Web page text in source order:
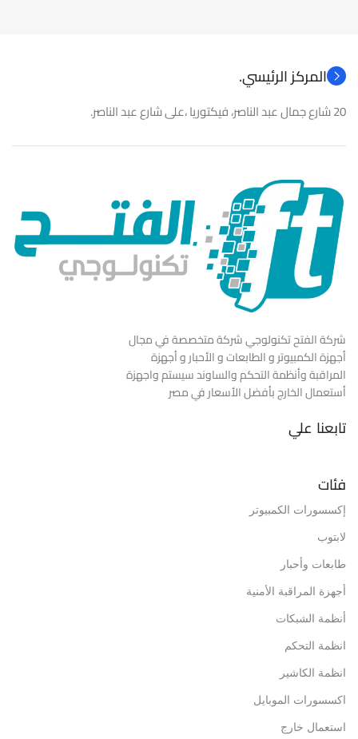
المركز الرئيسي.
20 شارع جمال عبد الناصر، فيكتوريا ،على شارع عبد الناصر.
شركة الفتح تكنولوجي شركة متخصصة في مجال
أجهزة الكمبيوتر و الطابعات و الأحبار و أجهزة
المراقبة وأنظمة التحكم والساوند سيستم واجهزة
أستعمال الخارج بأفضل الأسعار في مصر
تابعنا علي
فئات
إكسسورات الكمبيوتر
لابتوب
طابعات وأحبار
أجهزة المراقبة الأمنية
أنظمة الشبكات
انظمة التحكم
انظمة الكاشير
اكسسورات الموبايل
استعمال خارج